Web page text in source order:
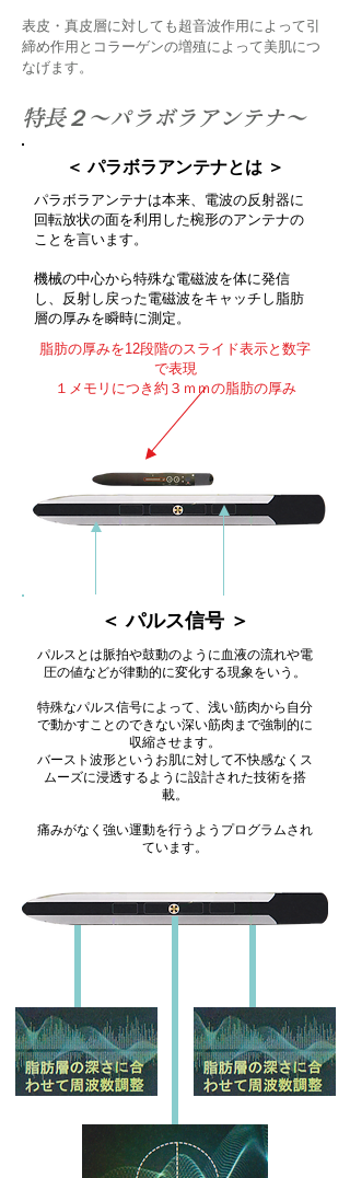
​表皮・真皮層に対しても超音波作用によって引
締め作用とコラーゲンの増殖によって美肌につ
なげます。​
​特長２～パラボラアンテナ～
＜ パラボラアンテナとは ＞
パラボラアンテナは本来、電波の反射器に
回転放状の面を利用した椀形のアンテナの
ことを言います。
​機械の中心から特殊な電磁波を体に発信
し、反射し戻った電磁波をキャッチし脂肪
層の厚みを瞬時に測定。
脂肪の厚みを12段階のスライド表示と数字
で表現
１メモリにつき約３ｍｍの脂肪の厚み
＜ パルス信号 ＞
パルスとは脈拍や鼓動のように血液の流れや電
圧の値などが律動的に変化する現象をいう。
特殊なパルス信号によって、浅い筋肉から自分
で動かすことのできない深い筋肉まで強制的に
収縮させます。
バースト波形というお肌に対して不快感なくス
ムーズに浸透するように設計された技術を搭
載。
​痛みがなく強い運動を行うようプログラムされ
ています。